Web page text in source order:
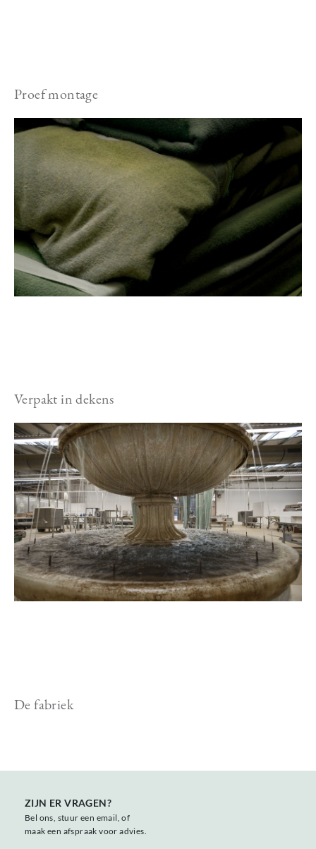
Proef montage
Image
Verpakt in dekens
Image
De fabriek
ZIJN ER VRAGEN?
Bel ons, stuur een email, of
maak een afspraak voor advies.